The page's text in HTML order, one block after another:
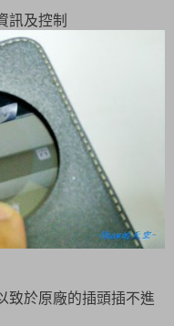
訊及控制
致於原廠的插頭插不進